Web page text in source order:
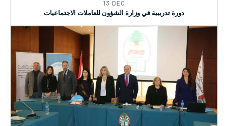
and CEDAW.
13 DEC
دورة تدريبية في وزارة الشؤون للعاملات الاجتماعيات